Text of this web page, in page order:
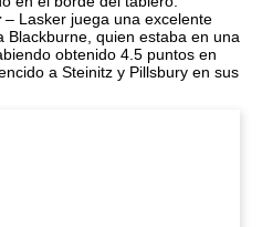
– Lasker juega una excelente
Blackburne, quien estaba en una
obtenido 4.5 puntos en
a Steinitz y Pillsbury en sus